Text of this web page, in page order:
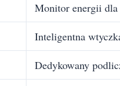
Monitor energii dla
Inteligentna
Dedykowany